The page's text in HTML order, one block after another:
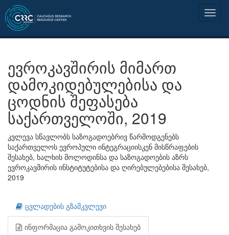
ევროკავშირის მიმართ
დამოკიდებულებისა და
ცოდნის შეფასება
საქართველოში, 2019
კვლევა სწავლობს საზოგადოებრივ წარმოდგენებს
საქართველოს ევროპული ინტეგრაციისკენ მისწრაფების
შესახებ, ხალხის მოლოდინსა და საზოგადოების აზრს
ევროკავშირის ინსტიტუტებისა და ღირებულებებისა შესახებ,
2019
ცვლადების გზამკვლევი
ინფორმაცია გამოკითხვის შესახებ